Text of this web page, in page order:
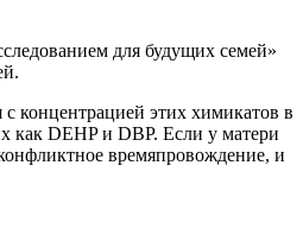
для будущих семей»
концентрацией этих химикатов в
как DEHP и DBP. Если у матери
времяпровождение, и